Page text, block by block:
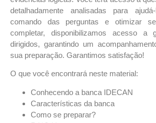
detalhadamente analisadas para
comando das perguntas e otimizar
completar, disponibilizamos acesso a
dirigidos, garantindo um
sua preparação. Garantimos satisfação!
O que você encontrará neste material:
Conhecendo a banca IDECAN
Características da banca
Como se preparar?